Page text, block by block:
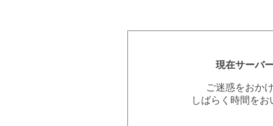
現在サーバ
ご迷惑をおか
しばらく時間を